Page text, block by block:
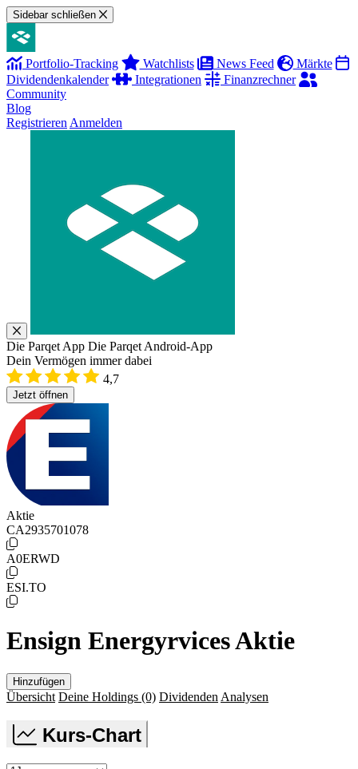
Sidebar schließen
Portfolio-Tracking Watchlists News Feed
Märkte
Dividendenkalender
Integrationen
Finanzrechner
Community
Blog
Registrieren Anmelden
Die Parqet App Die Parqet Android-App
Dein Vermögen immer dabei
4,7
Jetzt öffnen
Aktie
CA2935701078
A0ERWD
ESI.TO
Ensign Energyrvices Aktie
Hinzufügen
Übersicht Deine Holdings (0) Dividenden Analysen
Kurs-Chart